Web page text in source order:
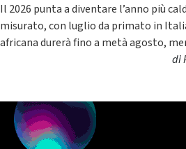
Il 2026 punta a diventare l’anno più
misurato, con luglio da primato in
africana durerà fino a metà agosto,
di